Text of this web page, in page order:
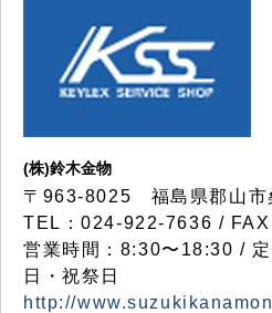
(株)鈴木金物
〒963-8025 福島県郡山市
TEL：024-922-7636 /
営業時間：8:30〜18:30 /
日・祝祭日
http://